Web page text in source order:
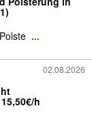
...
02.08.2026
h